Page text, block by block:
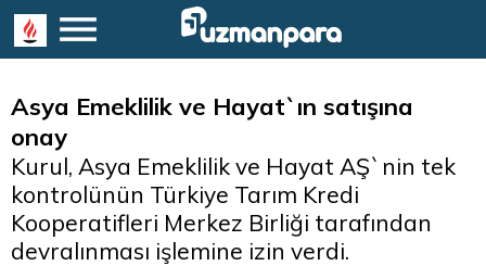
Asya Emeklilik ve Hayat`ın satışına
onay
Kurul, Asya Emeklilik ve Hayat AŞ`nin tek
kontrolünün Türkiye Tarım Kredi
Kooperatifleri Merkez Birliği tarafından
devralınması işlemine izin verdi.